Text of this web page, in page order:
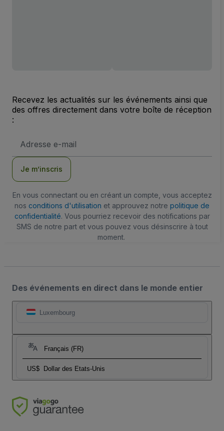
Recevez les actualités sur les événements ainsi que
des offres directement dans votre boîte de réception
:
e-
Je m’inscris
En vous connectant ou en créant un compte, vous acceptez
nos conditions d'utilisation et approuvez notre politique de
confidentialité. Vous pourriez recevoir des notifications par
SMS de notre part et vous pouvez vous désinscrire à tout
moment.
Des événements en direct dans le monde entier
Luxembourg
Français (FR)
US$ Dollar des Etats-Unis